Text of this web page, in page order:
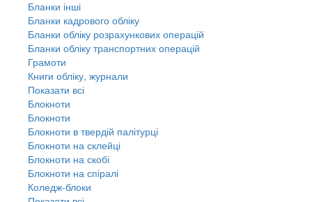
Бланки інші
Бланки кадрового обліку
Бланки обліку розрахункових операцій
Бланки обліку транспортних операцій
Грамоти
Книги обліку, журнали
Показати всі
Блокноти
Блокноти
Блокноти в твердій палітурці
Блокноти на склейці
Блокноти на скобі
Блокноти на спіралі
Коледж-блоки